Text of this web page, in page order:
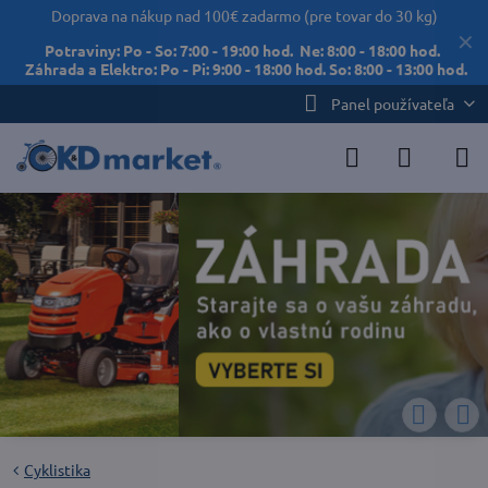
✕
Doprava na nákup nad 100€ zadarmo (pre tovar do 30 kg)
Potraviny: Po - So: 7:00 - 19:00 hod. Ne: 8:00 - 18:00 hod.
Záhrada a Elektro: Po - Pi: 9:00 - 18:00 hod. So: 8:00 - 13:00 hod.
Panel používateľa
Cyklistika